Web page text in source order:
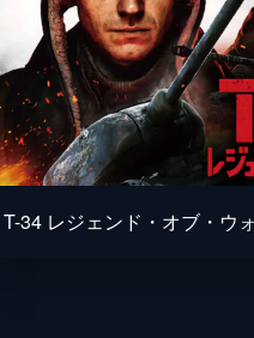
・ジブソン
アン・スカーボロー
ー・パーカー
・リズワン
T-34 レジェンド・オブ・ウ